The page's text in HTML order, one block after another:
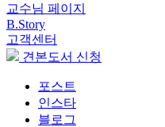
교수님 페이지
B.Story
고객센터
견본도서 신청
포스트
인스타
블로그